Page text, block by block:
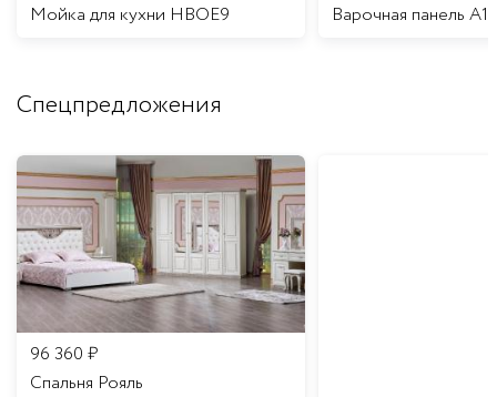
Мойка для кухни HBOE9
Варочная панель A16
Спецпредложения
96 360 ₽
Спальня Рояль